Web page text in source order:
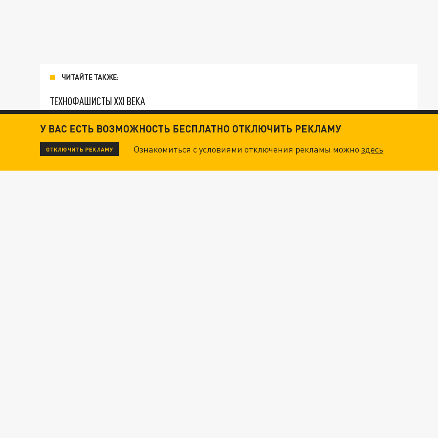
ЧИТАЙТЕ ТАКЖЕ:
ТЕХНОФАШИСТЫ XXI ВЕКА
"КРОТАМИ" БЫЛИ ВСЕ? ТЕРАКТ В ЦЕНТРЕ МОСКВЫ: НА ГЕНЕРАЛОВ ОХОТЯТСЯ "ЖИВЫЕ ДРОНЫ"
ДАНЯ С ДАШЕЙ СПАСЛИСЬ ОТ БОЕВИКОВ ВСУ. НО БЕДЫ ДЛЯ МАЛЫШЕЙ НЕ ЗАКОНЧИЛИСЬ
У ВАС ЕСТЬ ВОЗМОЖНОСТЬ БЕСПЛАТНО ОТКЛЮЧИТЬ РЕКЛАМУ
ОТКЛЮЧИТЬ РЕКЛАМУ Ознакомиться с условиями отключения рекламы можноздесь